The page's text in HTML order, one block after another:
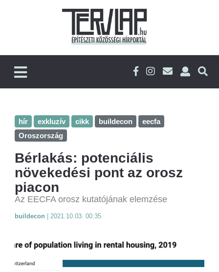
hír exkluzív cikk buildecon
eecfa
Oroszország
Bérlakás: potenciális
növekedési pont az orosz
piacon
Az EECFA orosz kutatójának elemzése
buildecon 2021.10.03. 00:35